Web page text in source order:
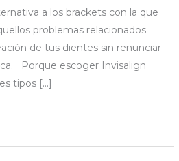
a los brackets con la que
problemas relacionados
de tus dientes sin renunciar
Porque escoger Invisalign
tipos […]